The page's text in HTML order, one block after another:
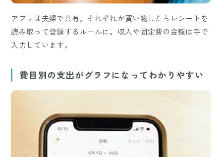
アプリは夫婦で共有。それぞれが買い物したらレシートを
読み取って登録するルールに。収入や固定費の金額は手で
入力しています。
費目別の支出がグラフになってわかりやすい